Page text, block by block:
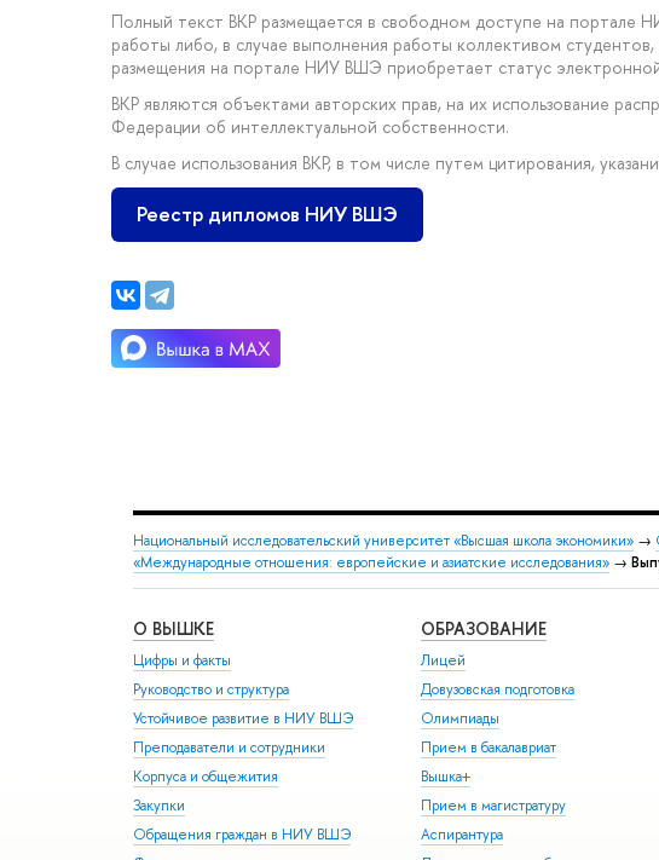
Полный текст ВКР размещается в свободном доступе на портале
работы либо, в случае выполнения работы коллективом
размещения на портале НИУ ВШЭ приобретает статус
ВКР являются объектами авторских прав, на их использование
Федерации об интеллектуальной собственности.
В случае использования ВКР, в том числе путем цитирования,
Реестр дипломов НИУ ВШЭ
Национальный исследовательский университет «Высшая школа экономики» →
«Международные отношения: европейские и азиатские исследования» →
О ВЫШКЕ
Цифры и факты
Руководство и структура
Устойчивое развитие в НИУ ВШЭ
Преподаватели и сотрудники
Корпуса и общежития
Закупки
Обращения граждан в НИУ ВШЭ
ОБРАЗОВАНИЕ
Лицей
Довузовская подготовка
Олимпиады
Прием в бакалавриат
Вышка+
Прием в магистратуру
Аспирантура